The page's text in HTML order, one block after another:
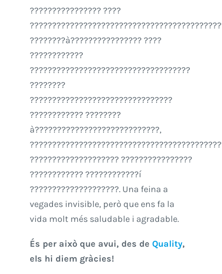
???????????????? ????
????????à???????????????? ????
????????????
????????????????????????????????????
????????
????????????????????????????????
???????????? ????????
à????????????????????????????,
???????????????????? ????????????????
???????????? ????????????í
????????????????????. Una feina a
vegades invisible, però que ens fa la
vida molt més saludable i agradable.
És per això que avui, des de Quality,
els hi diem gràcies!